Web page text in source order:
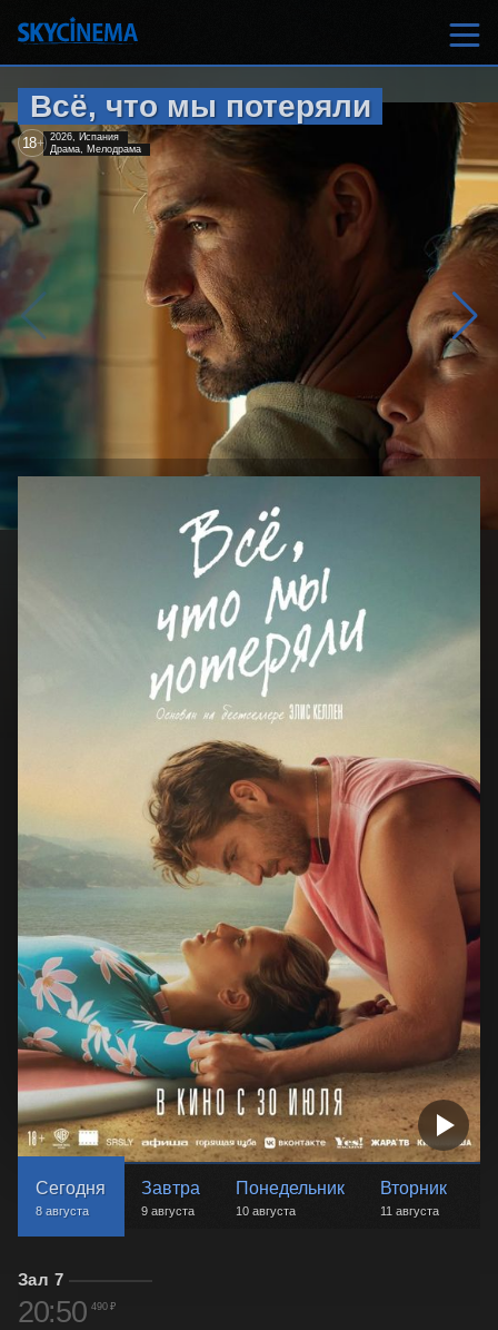
Всё, что мы потеряли
18+ 2026, Испания
Драма, Мелодрама
Сегодня
8 августа
Завтра
9 августа
Понедельник
10 августа
Вторник
11 августа
Зал 7
20:50 490 ₽